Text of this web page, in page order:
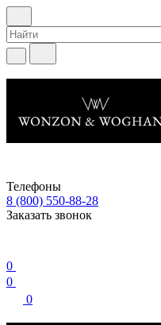
Телефоны
8 (800) 550-88-28
Заказать звонок
0
0
0